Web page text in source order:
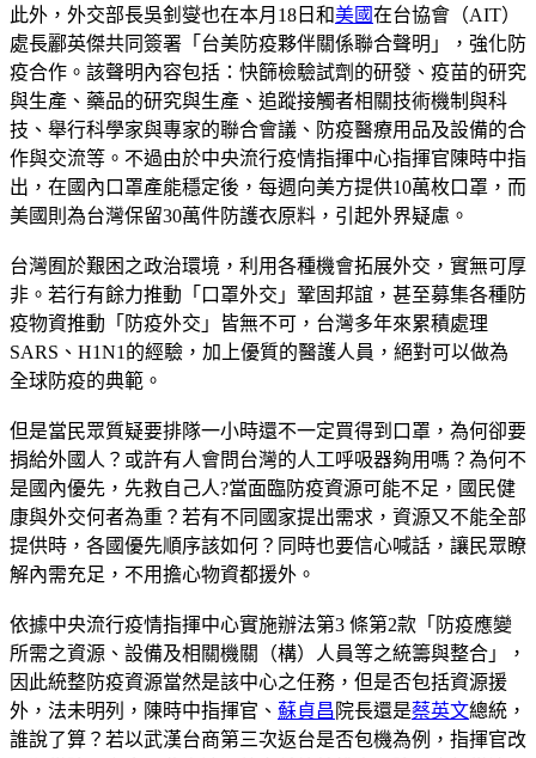
此外，外交部長吳釗燮也在本月18日和美國在台協會（AIT）
處長酈英傑共同簽署「台美防疫夥伴關係聯合聲明」，強化防
疫合作。該聲明內容包括：快篩檢驗試劑的研發、疫苗的研究
與生產、藥品的研究與生產、追蹤接觸者相關技術機制與科
技、舉行科學家與專家的聯合會議、防疫醫療用品及設備的合
作與交流等。不過由於中央流行疫情指揮中心指揮官陳時中指
出，在國內口罩產能穩定後，每週向美方提供10萬枚口罩，而
美國則為台灣保留30萬件防護衣原料，引起外界疑慮。
台灣囿於艱困之政治環境，利用各種機會拓展外交，實無可厚
非。若行有餘力推動「口罩外交」鞏固邦誼，甚至募集各種防
疫物資推動「防疫外交」皆無不可，台灣多年來累積處理
SARS、H1N1的經驗，加上優質的醫護人員，絕對可以做為
全球防疫的典範。
但是當民眾質疑要排隊一小時還不一定買得到口罩，為何卻要
捐給外國人？或許有人會問台灣的人工呼吸器夠用嗎？為何不
是國內優先，先救自己人?當面臨防疫資源可能不足，國民健
康與外交何者為重？若有不同國家提出需求，資源又不能全部
提供時，各國優先順序該如何？同時也要信心喊話，讓民眾瞭
解內需充足，不用擔心物資都援外。
依據中央流行疫情指揮中心實施辦法第3 條第2款「防疫應變
所需之資源、設備及相關機關（構）人員等之統籌與整合」，
因此統整防疫資源當然是該中心之任務，但是否包括資源援
外，法未明列，陳時中指揮官、 蘇貞昌 院長還是蔡英文總統，
誰說了算？若以武漢台商第三次返台是否包機為例，指揮官改